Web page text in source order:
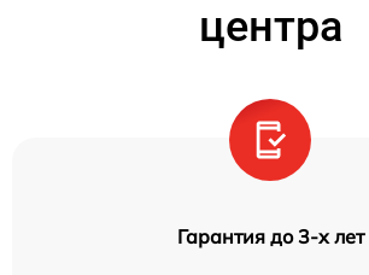
центра
Гарантия до 3-х лет